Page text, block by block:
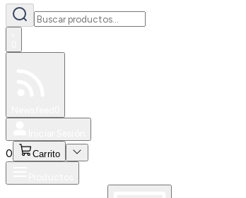
0 Carrito